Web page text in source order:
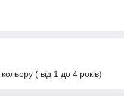
( від 1 до 4 років)